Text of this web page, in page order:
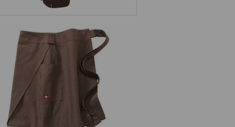
Tablier de chef e.s.fusion, femmes